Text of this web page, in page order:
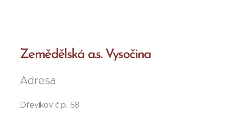
Zemědělská a.s. Vysočina
Adresa
Dřevíkov č.p. 58